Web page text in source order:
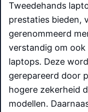
Tweedehands
prestaties bieden,
gerenommeerd
verstandig om
laptops. Deze
gerepareerd door
hogere zekerheid
modellen.